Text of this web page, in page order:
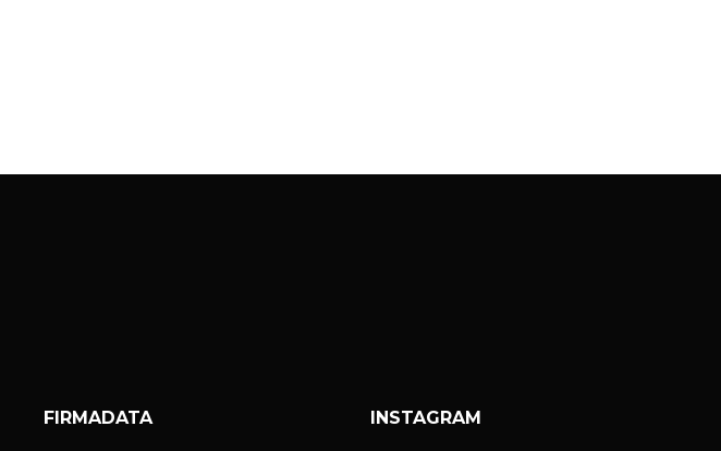
FIRMADATA INSTAGRAM